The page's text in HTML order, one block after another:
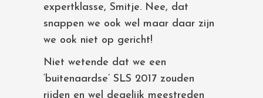
expertklasse, Smitje. Nee, dat
snappen we ook wel maar daar zijn
we ook niet op gericht!
Niet wetende dat we een
‘buitenaardse’ SLS 2017 zouden
rijden en wel degelijk meestreden